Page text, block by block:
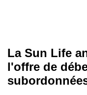
La Sun Life
l'offre de